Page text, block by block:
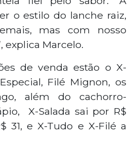
o estilo do lanche raiz,
mas com nosso
explica Marcelo.
de venda estão o X-
Filé Mignon, os
além do cachorro-
X-Salada sai por R$
31, e X-Tudo e X-Filé a